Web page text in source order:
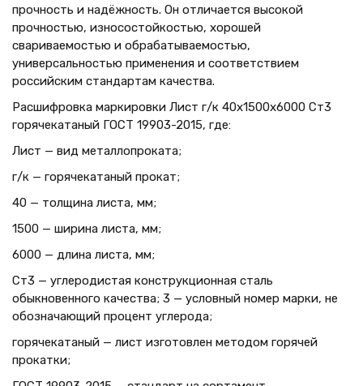
прочность и надёжность. Он отличается высокой
прочностью, износостойкостью, хорошей
свариваемостью и обрабатываемостью,
универсальностью применения и соответствием
российским стандартам качества.
Расшифровка маркировки Лист г/к 40х1500x6000 Ст3
горячекатаный ГОСТ 19903-2015, где:
Лист — вид металлопроката;
г/к — горячекатаный прокат;
40 — толщина листа, мм;
1500 — ширина листа, мм;
6000 — длина листа, мм;
Ст3 — углеродистая конструкционная сталь
обыкновенного качества; 3 — условный номер марки, не
обозначающий процент углерода;
горячекатаный — лист изготовлен методом горячей
прокатки;